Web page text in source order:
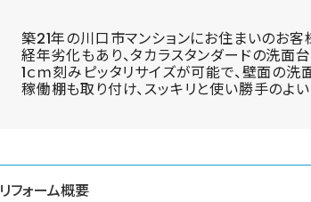
築21年の川口市マンションにお住まいのお客
経年劣化もあり、タカラスタンダードの洗面台
1ｃｍ刻みピッタリサイズが可能で、壁面の
稼働棚も取り付け、スッキリと使い勝手のよ
リフォーム概要